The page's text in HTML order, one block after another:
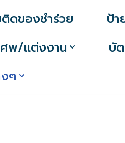
ดของชำร่วย
ป้า
พ/แต่งงาน
บั
ๆ